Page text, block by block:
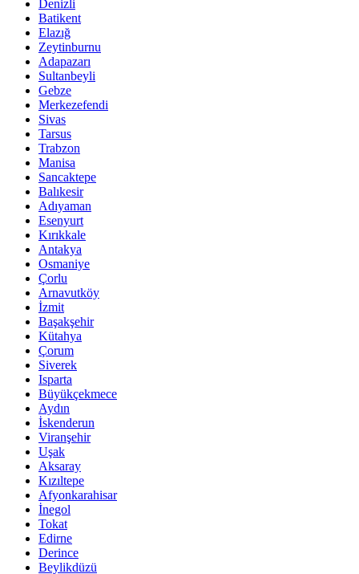
Denizli
Batikent
Elazığ
Zeytinburnu
Adapazarı
Sultanbeyli
Gebze
Merkezefendi
Sivas
Tarsus
Trabzon
Manisa
Sancaktepe
Balıkesir
Adıyaman
Esenyurt
Kırıkkale
Antakya
Osmaniye
Çorlu
Arnavutköy
İzmit
Başakşehir
Kütahya
Çorum
Siverek
Isparta
Büyükçekmece
Aydın
İskenderun
Viranşehir
Uşak
Aksaray
Kızıltepe
Afyonkarahisar
İnegol
Tokat
Edirne
Derince
Beylikdüzü